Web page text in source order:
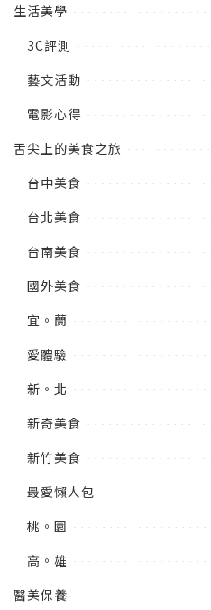
生活美學
3C評測
藝文活動
電影心得
舌尖上的美食之旅
台中美食
台北美食
台南美食
國外美食
宜。蘭
愛體驗
新。北
新奇美食
新竹美食
最愛懶人包
桃。園
高。雄
醫美保養